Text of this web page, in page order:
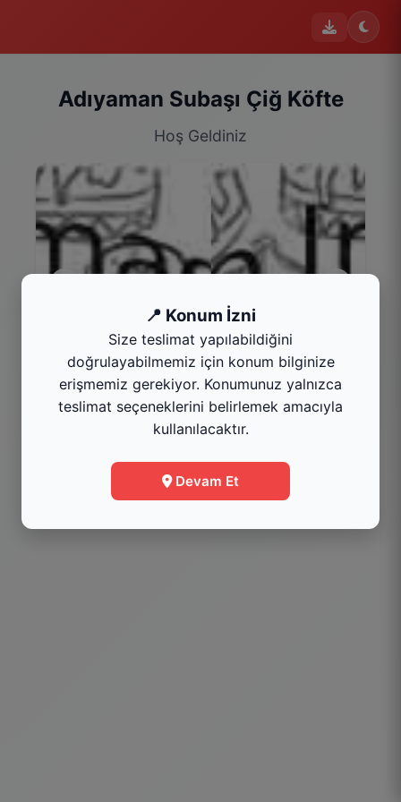
Adıyaman Subaşı Çiğ Köfte
Hoş Geldiniz
Menü
Kategoriyi Gör
Menüye Git
Bilgi
📍 Konum İzni
Size teslimat yapılabildiğini
doğrulayabilmemiz için konum bilginize
erişmemiz gerekiyor. Konumunuz yalnızca
teslimat seçeneklerini belirlemek amacıyla
kullanılacaktır.
Devam Et